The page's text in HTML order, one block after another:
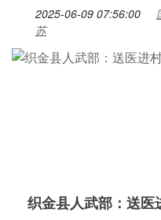
2025-06-09 07:56:00
苏
织金县人武部：送医